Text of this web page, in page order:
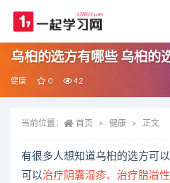
乌桕的选方有哪些 乌桕的
健康 0 42
当前位置： 首页 健康 正文
有很多人想知道乌桕的选方可
可以治疗阴囊湿疹、治疗脂溢